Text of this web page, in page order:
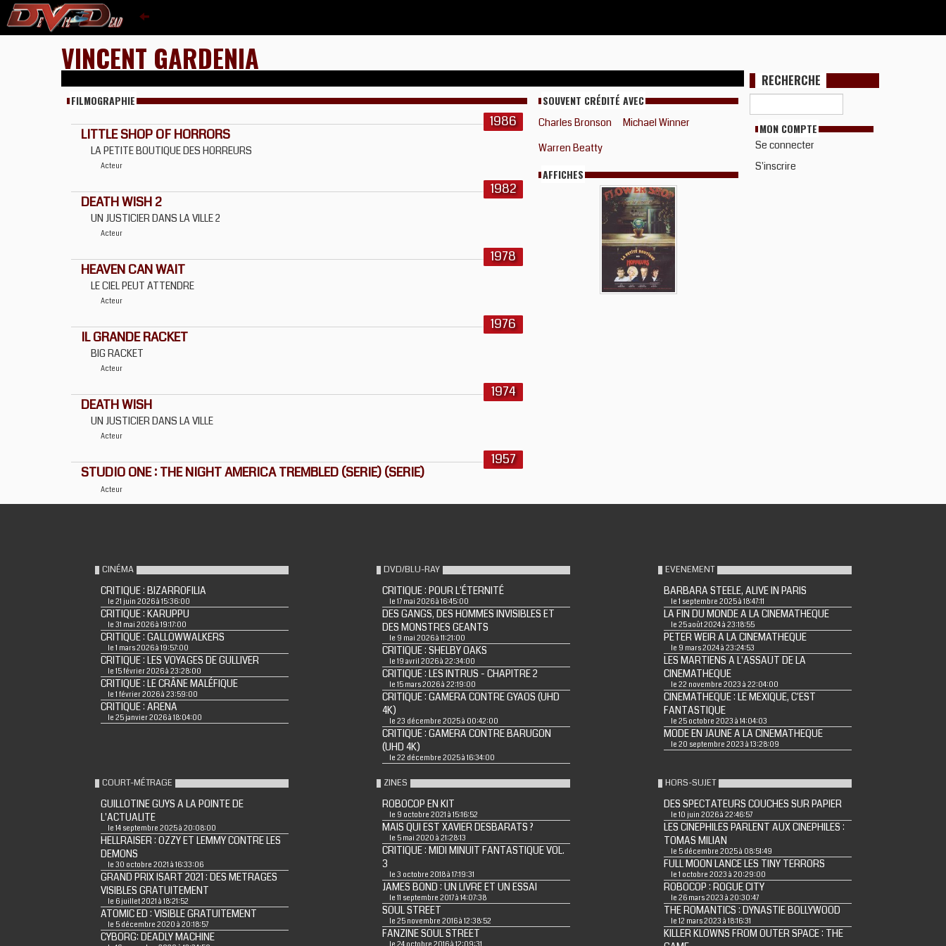
VINCENT GARDENIA
FILMOGRAPHIE
1986
LITTLE SHOP OF HORRORS
LA PETITE BOUTIQUE DES HORREURS
Acteur
1982
DEATH WISH 2
UN JUSTICIER DANS LA VILLE 2
Acteur
1978
HEAVEN CAN WAIT
LE CIEL PEUT ATTENDRE
Acteur
1976
IL GRANDE RACKET
BIG RACKET
Acteur
1974
DEATH WISH
UN JUSTICIER DANS LA VILLE
Acteur
1957
STUDIO ONE : THE NIGHT AMERICA TREMBLED (SERIE) (SERIE)
Acteur
SOUVENT CRÉDITÉ AVEC
Charles Bronson
Michael Winner
Warren Beatty
AFFICHES
RECHERCHE
MON COMPTE
Se connecter
S'inscrire
CINÉMA
CRITIQUE : BIZARROFILIA
le 21 juin 2026 à 15:36:00
CRITIQUE : KARUPPU
le 31 mai 2026 à 19:17:00
CRITIQUE : GALLOWWALKERS
le 1 mars 2026 à 19:57:00
CRITIQUE : LES VOYAGES DE GULLIVER
le 15 février 2026 à 23:28:00
CRITIQUE : LE CRÂNE MALÉFIQUE
le 1 février 2026 à 23:59:00
CRITIQUE : ARENA
le 25 janvier 2026 à 18:04:00
DVD/BLU-RAY
CRITIQUE : POUR L'ÉTERNITÉ
le 17 mai 2026 à 16:45:00
DES GANGS, DES HOMMES INVISIBLES ET
DES MONSTRES GEANTS
le 9 mai 2026 à 11:21:00
CRITIQUE : SHELBY OAKS
le 19 avril 2026 à 22:34:00
CRITIQUE : LES INTRUS - CHAPITRE 2
le 15 mars 2026 à 22:19:00
CRITIQUE : GAMERA CONTRE GYAOS (UHD
4K)
le 23 décembre 2025 à 00:42:00
CRITIQUE : GAMERA CONTRE BARUGON
(UHD 4K)
le 22 décembre 2025 à 16:34:00
EVENEMENT
BARBARA STEELE, ALIVE IN PARIS
le 1 septembre 2025 à 18:47:11
LA FIN DU MONDE A LA CINEMATHEQUE
le 25 août 2024 à 23:18:55
PETER WEIR A LA CINEMATHEQUE
le 9 mars 2024 à 23:24:53
LES MARTIENS A L'ASSAUT DE LA
CINEMATHEQUE
le 22 novembre 2023 à 22:04:00
CINEMATHEQUE : LE MEXIQUE, C'EST
FANTASTIQUE
le 25 octobre 2023 à 14:04:03
MODE EN JAUNE A LA CINEMATHEQUE
le 20 septembre 2023 à 13:28:09
COURT-MÉTRAGE
GUILLOTINE GUYS A LA POINTE DE
L'ACTUALITE
le 14 septembre 2025 à 20:08:00
HELLRAISER : OZZY ET LEMMY CONTRE LES
DEMONS
le 30 octobre 2021 à 16:33:06
GRAND PRIX ISART 2021 : DES METRAGES
VISIBLES GRATUITEMENT
le 6 juillet 2021 à 18:21:52
ATOMIC ED : VISIBLE GRATUITEMENT
le 5 décembre 2020 à 20:18:57
CYBORG: DEADLY MACHINE
ZINES
ROBOCOP EN KIT
le 9 octobre 2021 à 15:16:52
MAIS QUI EST XAVIER DESBARATS ?
le 5 mai 2020 à 21:28:13
CRITIQUE : MIDI MINUIT FANTASTIQUE VOL.
3
le 3 octobre 2018 à 17:19:31
JAMES BOND : UN LIVRE ET UN ESSAI
le 11 septembre 2017 à 14:07:38
SOUL STREET
le 25 novembre 2016 à 12:38:52
FANZINE SOUL STREET
HORS-SUJET
DES SPECTATEURS COUCHES SUR PAPIER
le 10 juin 2026 à 22:46:57
LES CINEPHILES PARLENT AUX CINEPHILES :
TOMAS MILIAN
le 5 décembre 2025 à 08:51:49
FULL MOON LANCE LES TINY TERRORS
le 1 octobre 2023 à 20:29:00
ROBOCOP : ROGUE CITY
le 26 mars 2023 à 20:30:47
THE ROMANTICS : DYNASTIE BOLLYWOOD
le 12 mars 2023 à 18:16:31
KILLER KLOWNS FROM OUTER SPACE : THE